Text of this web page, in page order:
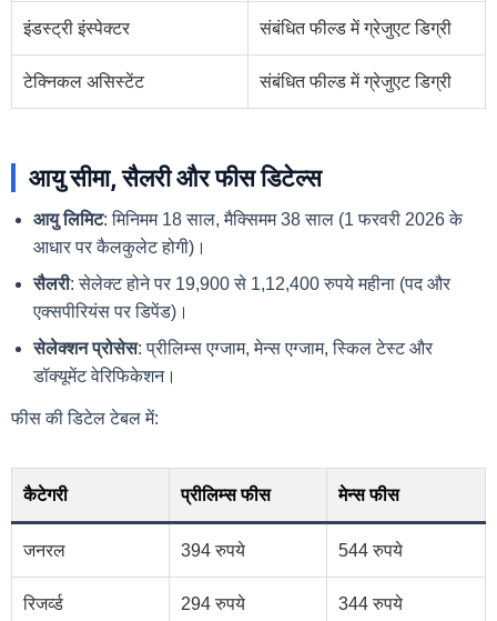
इंडस्ट्री इंस्पेक्टर संबंधित फील्ड में ग्रेजुएट डिग्री
टेक्निकल असिस्टेंट संबंधित फील्ड में ग्रेजुएट डिग्री
आयु सीमा, सैलरी और फीस डिटेल्स
आयु लिमिट: मिनिमम 18 साल, मैक्सिमम 38 साल (1 फरवरी 2026 के
आधार पर कैलकुलेट होगी)।
सैलरी: सेलेक्ट होने पर 19,900 से 1,12,400 रुपये महीना (पद और
एक्सपीरियंस पर डिपेंड)।
सेलेक्शन प्रोसेस: प्रीलिम्स एग्जाम, मेन्स एग्जाम, स्किल टेस्ट और
डॉक्यूमेंट वेरिफिकेशन।
फीस की डिटेल टेबल में:
कैटेगरी प्रीलिम्स फीस मेन्स फीस
जनरल 394 रुपये 544 रुपये
रिजर्व्ड 294 रुपये 344 रुपये